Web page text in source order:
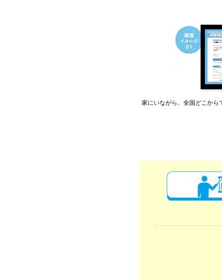
家にいながら、全国どこから